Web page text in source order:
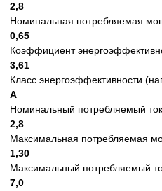
2,8
Номинальная потребляемая
0,65
Коэффициент
3,61
Класс энергоэффективности
А
Номинальный потребляемый
2,8
Максимальная потребляемая
1,30
Максимальный потребляемый
7,0